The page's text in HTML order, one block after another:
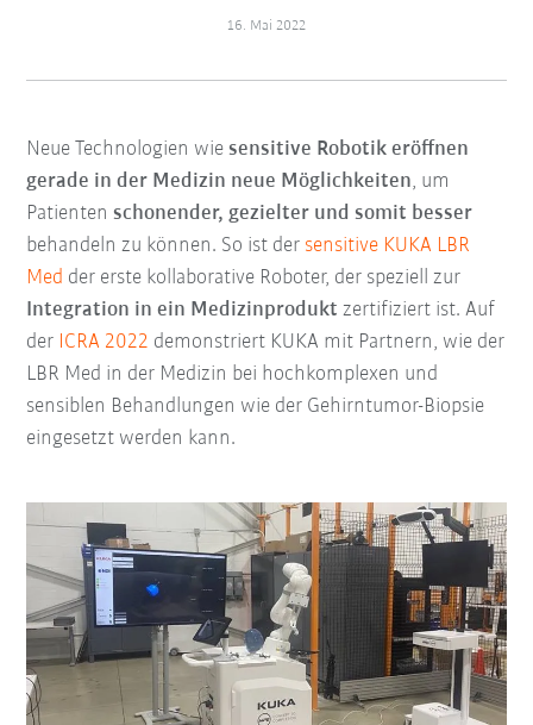
16. Mai 2022
Neue Technologien wiesensitive Robotik eröffnen
gerade in der Medizin neue Möglichkeiten, um
Patientenschonender, gezielter und somit besser
behandeln zu können. So ist der sensitive KUKA LBR
Med der erste kollaborative Roboter, der speziell zur
Integration in ein Medizinprodukt zertifiziert ist. Auf
der ICRA 2022 demonstriert KUKA mit Partnern, wie der
LBR Med in der Medizin bei hochkomplexen und
sensiblen Behandlungen wie der Gehirntumor-Biopsie
eingesetzt werden kann.